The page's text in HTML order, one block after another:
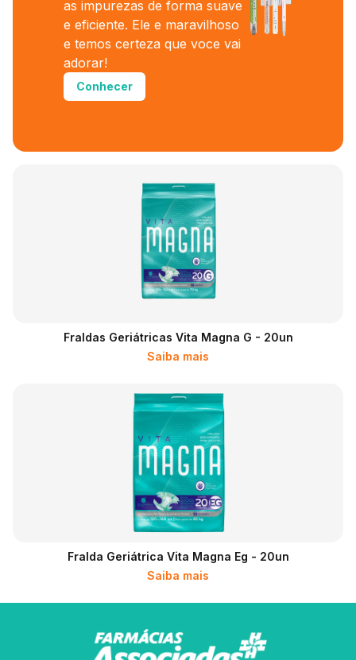
as impurezas de forma suave
e eficiente. Ele e maravilhoso
e temos certeza que voce vai
adorar!
Conhecer
Fraldas Geriátricas Vita Magna G - 20un
Saiba mais
Fralda Geriátrica Vita Magna Eg - 20un
Saiba mais